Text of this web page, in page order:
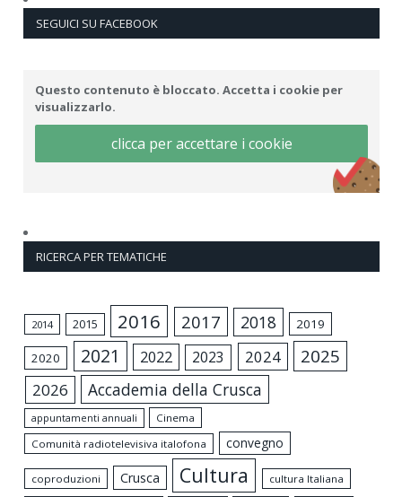
SEGUICI SU FACEBOOK
Questo contenuto è bloccato. Accetta i cookie per
visualizzarlo.
clicca per accettare i cookie
RICERCA PER TEMATICHE
2014 2015 2016 2017 2018 2019
2020 2021 2022 2023 2024 2025
2026 Accademia della Crusca
appuntamenti annuali
Cinema
Comunità radiotelevisiva italofona
convegno
coproduzioni Crusca Cultura
cultura Italiana